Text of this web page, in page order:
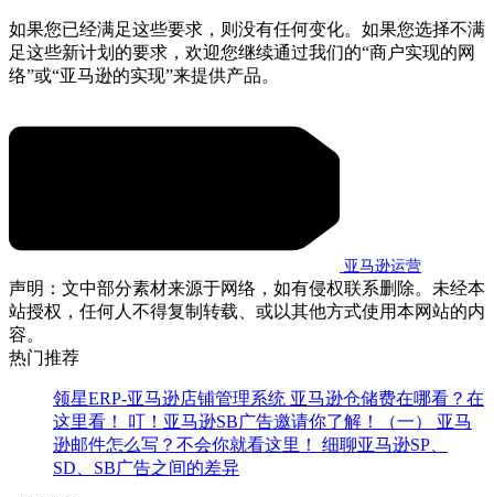
如果您已经满足这些要求，则没有任何变化。如果您选择不满
足这些新计划的要求，欢迎您继续通过我们的“商户实现的网
络”或“亚马逊的实现”来提供产品。
亚马逊运营
声明：文中部分素材来源于网络，如有侵权联系删除。未经本
站授权，任何人不得复制转载、或以其他方式使用本网站的内
容。
热门推荐
领星ERP-亚马逊店铺管理系统 亚马逊仓储费在哪看？在
这里看！ 叮！亚马逊SB广告邀请你了解！（一） 亚马
逊邮件怎么写？不会你就看这里！ 细聊亚马逊SP、
SD、SB广告之间的差异